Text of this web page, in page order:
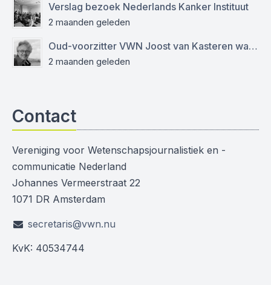
Verslag bezoek Nederlands Kanker Instituut
2 maanden geleden
Oud-voorzitter VWN Joost van Kasteren was een empathische mentor en kritisch journalist
2 maanden geleden
Contact
Vereniging voor Wetenschapsjournalistiek en -
communicatie Nederland
Johannes Vermeerstraat 22
1071 DR Amsterdam
secretaris@vwn.nu
KvK: 40534744